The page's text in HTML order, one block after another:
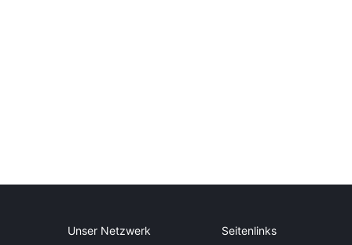
Unser Netzwerk Seitenlinks